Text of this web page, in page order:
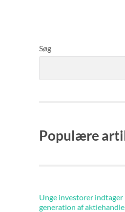
Søg
Populære
Unge investorer indtager
generation af